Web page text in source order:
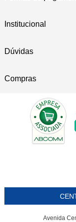
Institucional
Dúvidas
Compras
Avenida